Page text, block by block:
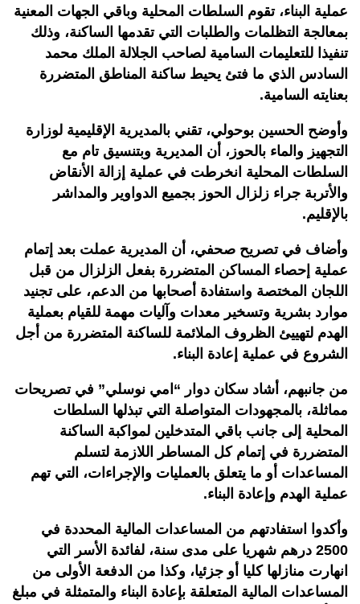
عملية البناء، تقوم السلطات المحلية وباقي الجهات المعنية
بمعالجة التظلمات والطلبات التي تقدمها الساكنة، وذلك
تنفيذا للتعليمات السامية لصاحب الجلالة الملك محمد
السادس الذي ما فتئ يحيط ساكنة المناطق المتضررة
بعنايته السامية.
وأوضح الحسين بوحولي، تقني بالمديرية الإقليمية لوزارة
التجهيز والماء بالحوز، أن المديرية وبتنسيق تام مع
السلطات المحلية انخرطت في عملية إزالة الأنقاض
والأتربة جراء زلزال الحوز بجميع الدواوير والمداشر
بالإقليم.
وأضاف في تصريح صحفي، أن المديرية عملت بعد إتمام
عملية إحصاء المساكن المتضررة بفعل الزلزال من قبل
اللجان المختصة واستفادة أصحابها من الدعم، على تجنيد
موارد بشرية وتسخير معدات وآليات مهمة للقيام بعملية
الهدم لتهييئ الظروف الملائمة للساكنة المتضررة من أجل
الشروع في عملية إعادة البناء.
من جانبهم، أشاد سكان دوار “امي نوسلي” في تصريحات
مماثلة، بالمجهودات المتواصلة التي تبذلها السلطات
المحلية إلى جانب باقي المتدخلين لمواكبة الساكنة
المتضررة في إتمام كل المساطر اللازمة لتسلم
المساعدات أو ما يتعلق بالعمليات والإجراءات، التي تهم
عملية الهدم وإعادة البناء.
وأكدوا استفادتهم من المساعدات المالية المحددة في
2500 درهم شهريا على مدى سنة، لفائدة الأسر التي
انهارت منازلها كليا أو جزئيا، وكذا من الدفعة الأولى من
المساعدات المالية المتعلقة بإعادة البناء والمتمثلة في مبلغ